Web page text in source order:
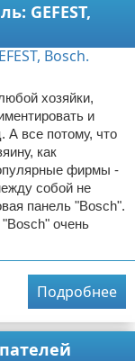
GEFEST,
хозяйки,
и
А все потому, что
как
фирмы -
собой не
панель "Bosch".
очень
Подробнее